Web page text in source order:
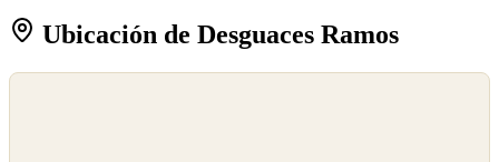
Ubicación de Desguaces Ramos